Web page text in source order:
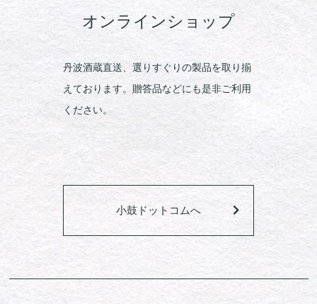
オンラインショップ
丹波酒蔵直送、選りすぐりの製品を取り揃
えております。贈答品などにも是非ご利用
ください。
小鼓ドットコムへ